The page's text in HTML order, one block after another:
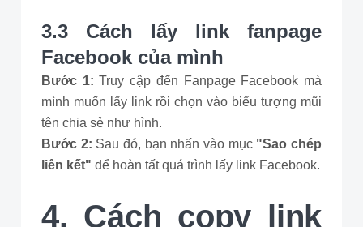
3.3 Cách lấy link fanpage
Facebook của mình
Bước 1:Truy cập đến Fanpage Facebook mà
mình muốn lấy link rồi chọn vào biểu tượng mũi
tên chia sẻ như hình.
Bước 2: Sau đó, bạn nhấn vào mục "Sao chép
liên kết" để hoàn tất quá trình lấy link Facebook.
4. Cách copy link